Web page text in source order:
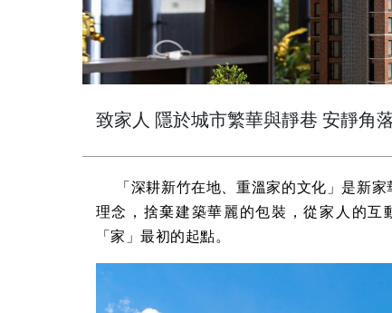
致家人 隱於城市繁華與靜巷 安靜角
「深耕新竹在地、重溫家的文化」是新家
理念，捨棄建築華麗的包裝，從家人的
「家」最初的起點。